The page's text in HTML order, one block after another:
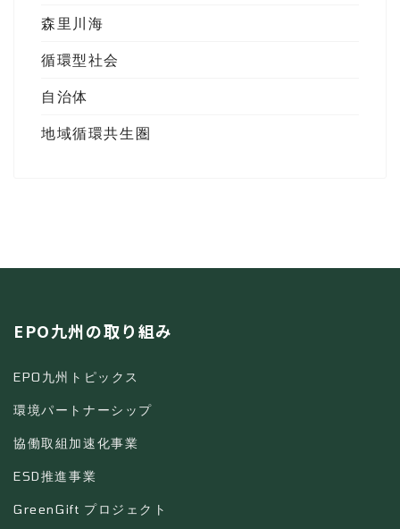
森里川海
循環型社会
自治体
地域循環共生圏
EPO九州の取り組み
EPO九州トピックス
環境パートナーシップ
協働取組加速化事業
ESD推進事業
GreenGift プロジェクト